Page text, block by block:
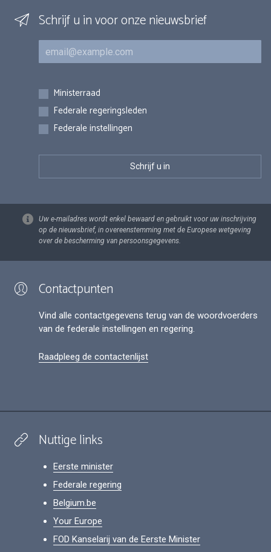
Schrijf u in voor onze nieuwsbrief
E-mail
Inschrijvingen
Ministerraad
Federale regeringsleden
Federale instellingen
Uw e-mailadres wordt enkel bewaard en gebruikt voor uw inschrijving
op de nieuwsbrief, in overeenstemming met de Europese wetgeving
over de bescherming van persoonsgegevens.
Contactpunten
Vind alle contactgegevens terug van de woordvoerders
van de federale instellingen en regering.
Raadpleeg de contactenlijst
Nuttige links
Eerste minister
Federale regering
Belgium.be
Your Europe
FOD Kanselarij van de Eerste Minister